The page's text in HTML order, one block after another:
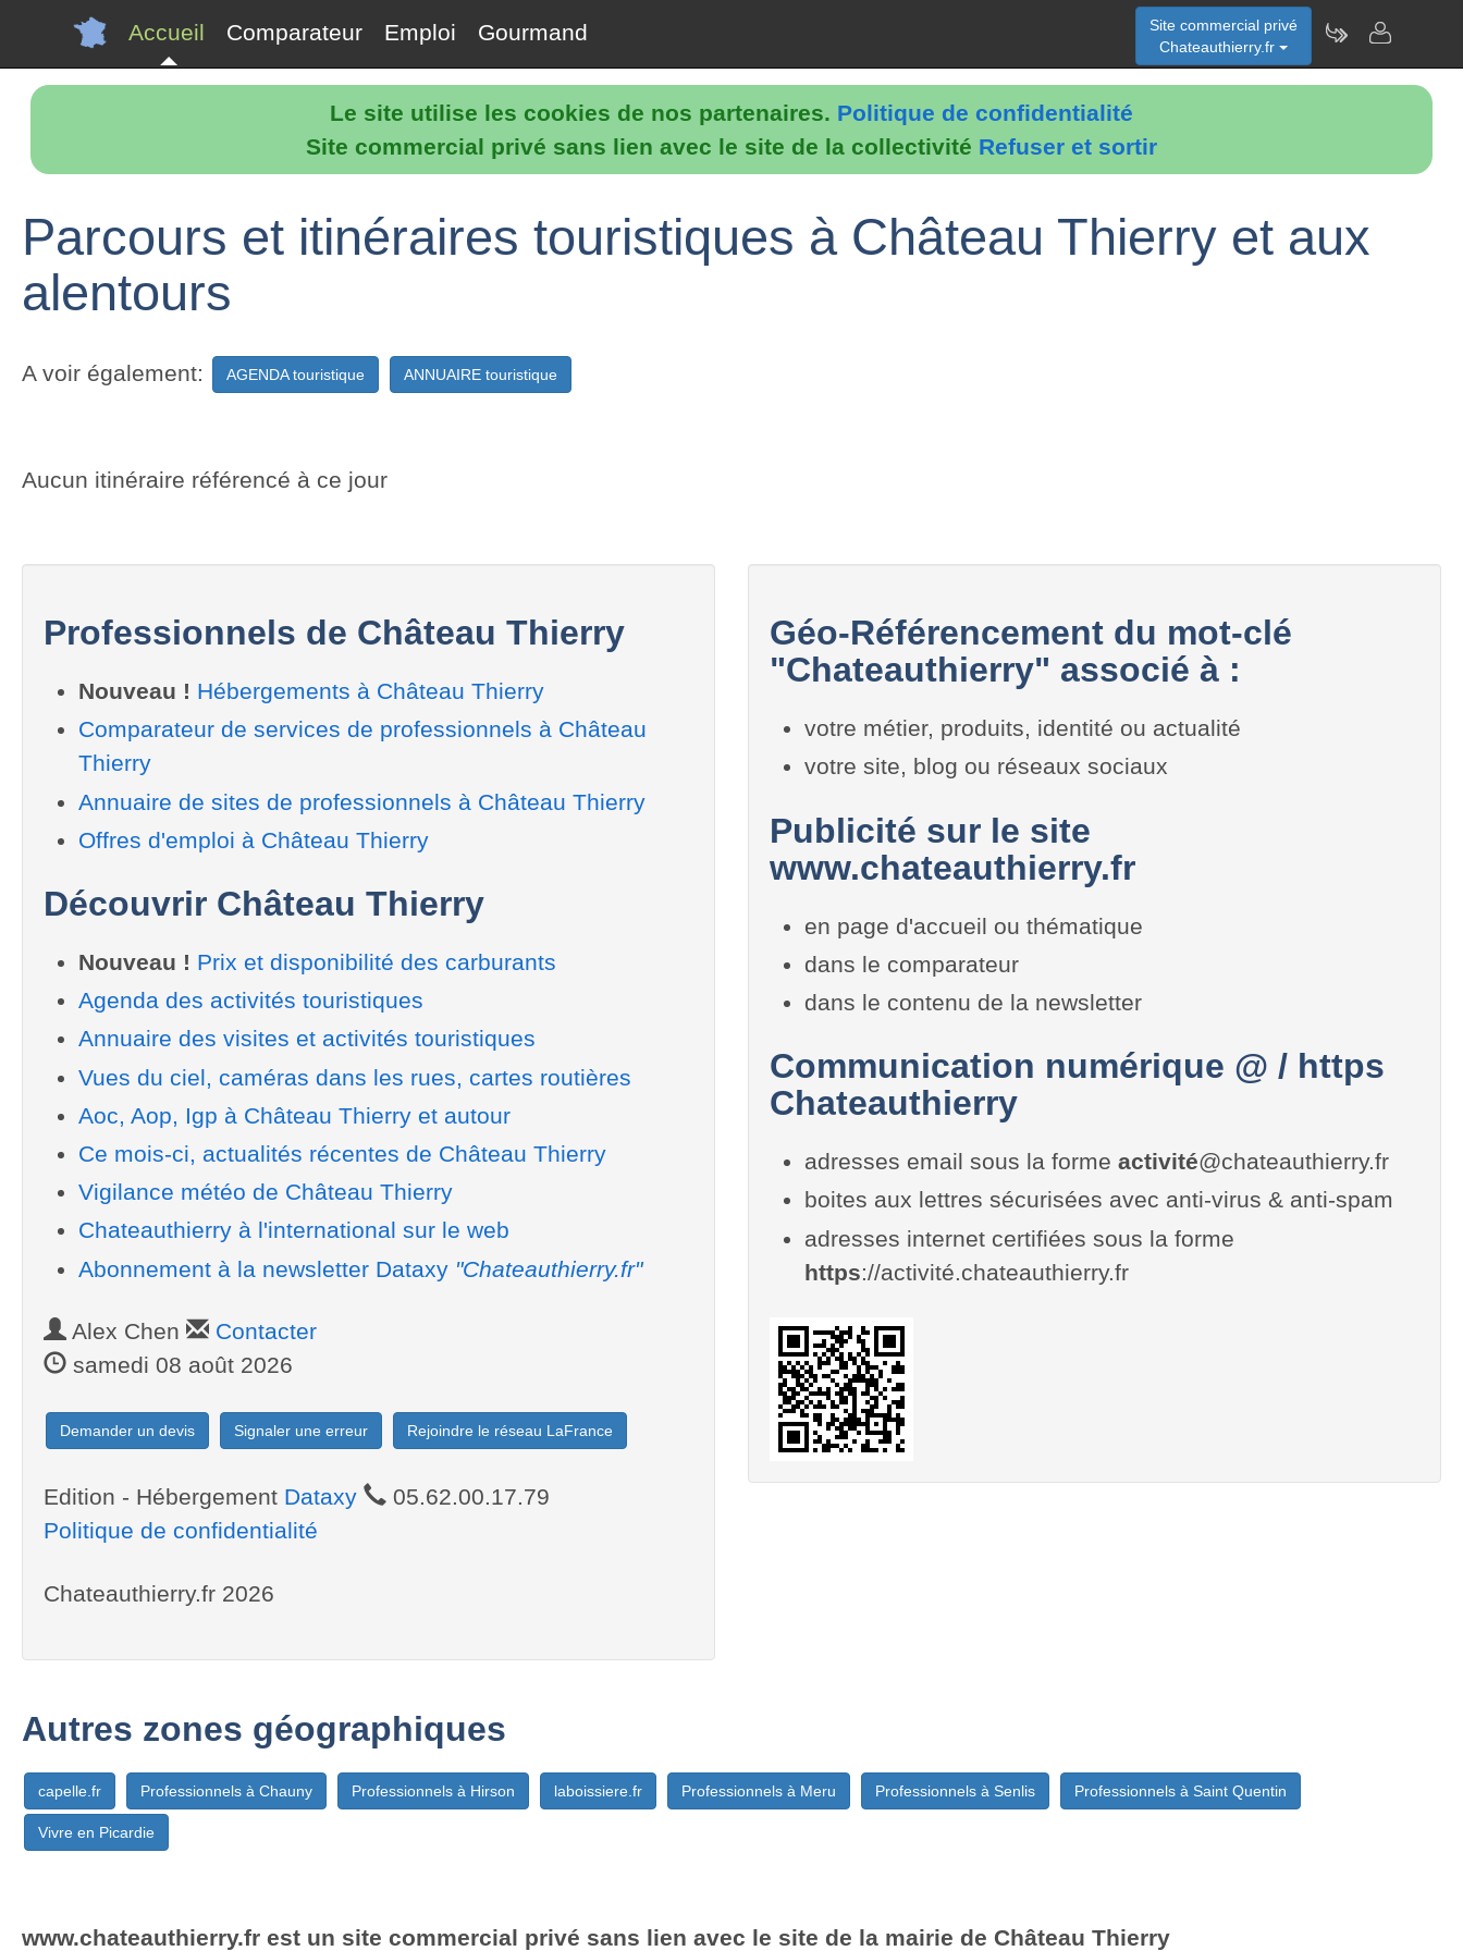
Le site utilise les cookies de nos partenaires. Politique de confidentialité
Site commercial privé sans lien avec le site de la collectivité Refuser et sortir
Accueil Comparateur Emploi Gourmand
Site commercial privé
Chateauthierry.fr
Parcours et itinéraires touristiques à Château Thierry et aux
alentours
A voir également: AGENDA touristique ANNUAIRE touristique
Aucun itinéraire référencé à ce jour
Professionnels de Château Thierry
Nouveau ! Hébergements à Château Thierry
Comparateur de services de professionnels à Château
Thierry
Annuaire de sites de professionnels à Château Thierry
Offres d'emploi à Château Thierry
Découvrir Château Thierry
Nouveau ! Prix et disponibilité des carburants
Agenda des activités touristiques
Annuaire des visites et activités touristiques
Vues du ciel, caméras dans les rues, cartes routières
Aoc, Aop, Igp à Château Thierry et autour
Ce mois-ci, actualités récentes de Château Thierry
Vigilance météo de Château Thierry
Chateauthierry à l'international sur le web
Abonnement à la newsletter Dataxy "Chateauthierry.fr"
Alex Chen
Contacter
samedi 08 août 2026
Demander un devis Signaler une erreur Rejoindre le réseau LaFrance
Edition - Hébergement Dataxy
05.62.00.17.79
Politique de confidentialité
Chateauthierry.fr 2026
Géo-Référencement du mot-clé
"Chateauthierry" associé à :
votre métier, produits, identité ou actualité
votre site, blog ou réseaux sociaux
Publicité sur le site
www.chateauthierry.fr
en page d'accueil ou thématique
dans le comparateur
dans le contenu de la newsletter
Communication numérique @ / https
Chateauthierry
adresses email sous la forme activité@chateauthierry.fr
boites aux lettres sécurisées avec anti-virus & anti-spam
adresses internet certifiées sous la forme
https://activité.chateauthierry.fr
Autres zones géographiques
capelle.fr Professionnels à Chauny Professionnels à Hirson laboissiere.fr Professionnels à Meru Professionnels à Senlis Professionnels à Saint Quentin
Vivre en Picardie
www.chateauthierry.fr est un site commercial privé sans lien avec le site de la mairie de Château Thierry